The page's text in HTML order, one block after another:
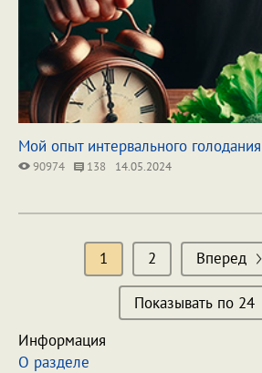
Мой опыт интервального голодания
90974 138 14.05.2024
1 2 Вперед
Показывать по 24
Информация
О разделе